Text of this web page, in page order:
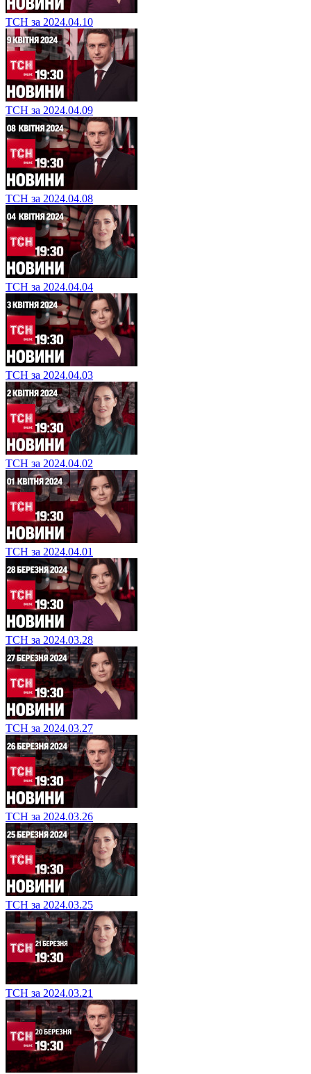
ТСН за 2024.04.10
ТСН за 2024.04.09
ТСН за 2024.04.08
ТСН за 2024.04.04
ТСН за 2024.04.03
ТСН за 2024.04.02
ТСН за 2024.04.01
ТСН за 2024.03.28
ТСН за 2024.03.27
ТСН за 2024.03.26
ТСН за 2024.03.25
ТСН за 2024.03.21